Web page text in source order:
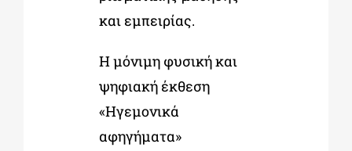
και εμπειρίας.
Η μόνιμη φυσική και
ψηφιακή έκθεση
«Ηγεμονικά
αφηγήματα»